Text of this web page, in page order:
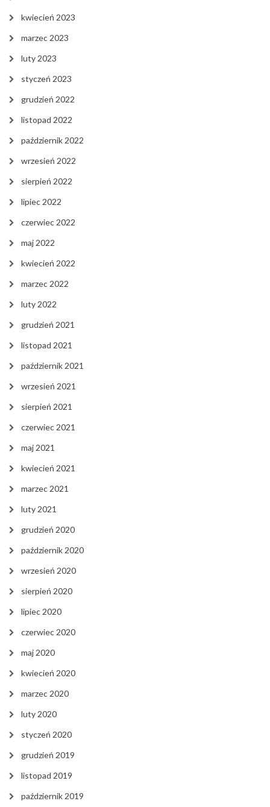
kwiecień 2023
marzec 2023
luty 2023
styczeń 2023
grudzień 2022
listopad 2022
październik 2022
wrzesień 2022
sierpień 2022
lipiec 2022
czerwiec 2022
maj 2022
kwiecień 2022
marzec 2022
luty 2022
grudzień 2021
listopad 2021
październik 2021
wrzesień 2021
sierpień 2021
czerwiec 2021
maj 2021
kwiecień 2021
marzec 2021
luty 2021
grudzień 2020
październik 2020
wrzesień 2020
sierpień 2020
lipiec 2020
czerwiec 2020
maj 2020
kwiecień 2020
marzec 2020
luty 2020
styczeń 2020
grudzień 2019
listopad 2019
październik 2019